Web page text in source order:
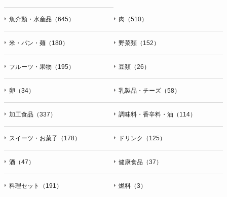
魚介類・水産品（645） 肉（510）
米・パン・麺（180） 野菜類（152）
フルーツ・果物（195） 豆類（26）
卵（34） 乳製品・チーズ（58）
加工食品（337） 調味料・香辛料・油（114）
スイーツ・お菓子（178） ドリンク（125）
酒（47） 健康食品（37）
料理セット（191） 燃料（3）